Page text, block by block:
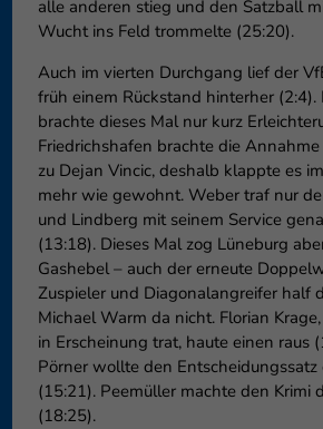
alle anderen stieg und den Satzball
Wucht ins Feld trommelte (25:20).
Auch im vierten Durchgang lief der
früh einem Rückstand hinterher (2:4).
brachte dieses Mal nur kurz
Friedrichshafen brachte die
zu Dejan Vincic, deshalb klappte es
mehr wie gewohnt. Weber traf nur
und Lindberg mit seinem Service
(13:18). Dieses Mal zog Lüneburg
Gashebel – auch der erneute
Zuspieler und Diagonalangreifer half
Michael Warm da nicht. Florian
in Erscheinung trat, haute einen raus
Pörner wollte den
(15:21). Peemüller machte den Krimi
(18:25).